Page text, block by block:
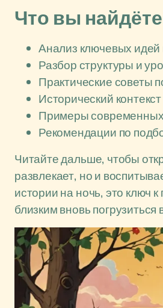
Что вы
Анализ ключевых идей
Разбор структуры и
Практические советы
Исторический
Примеры современных
Рекомендации по
Читайте дальше, чтобы
развлекает, но и
истории на ночь, это ключ
близким вновь